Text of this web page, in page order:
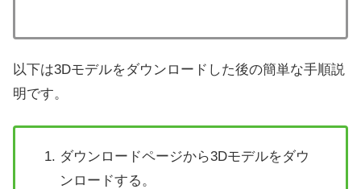
以下は3Dモデルをダウンロードした後の簡単な手順説
明です。
ダウンロードページから3Dモデルをダウ
ンロードする。